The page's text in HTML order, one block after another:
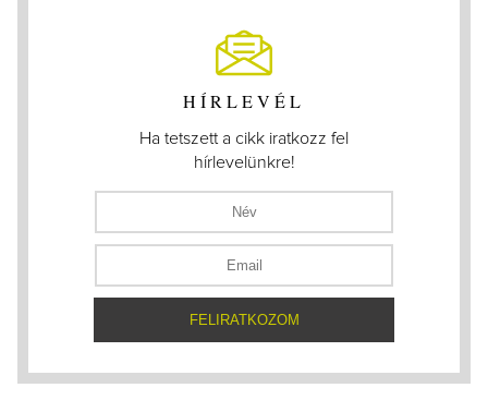
HÍRLEVÉL
Ha tetszett a cikk iratkozz fel
hírlevelünkre!